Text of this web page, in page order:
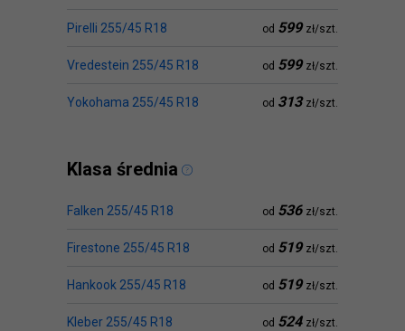
Pirelli 255/45 R18 od 599 zł/szt.
Vredestein 255/45 R18 od 599 zł/szt.
Yokohama 255/45 R18 od 313 zł/szt.
Klasa średnia
Falken 255/45 R18 od 536 zł/szt.
Firestone 255/45 R18 od 519 zł/szt.
Hankook 255/45 R18 od 519 zł/szt.
Kleber 255/45 R18 od 524 zł/szt.